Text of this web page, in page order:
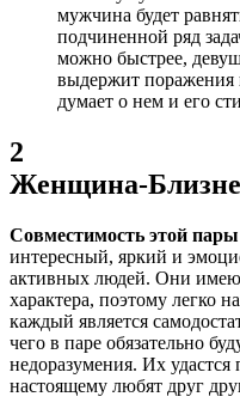
мужчина будет
подчиненной ряд
можно быстрее,
выдержит поражения
думает о нем и его
2
Женщина-
Совместимость этой пары
интересный, яркий и
активных людей. Они
характера, поэтому легко
каждый является
чего в паре обязательно
недоразумения. Их
настоящему любят друг